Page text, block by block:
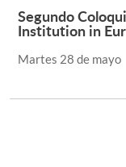
Segundo
Institution in
Martes 28 de mayo